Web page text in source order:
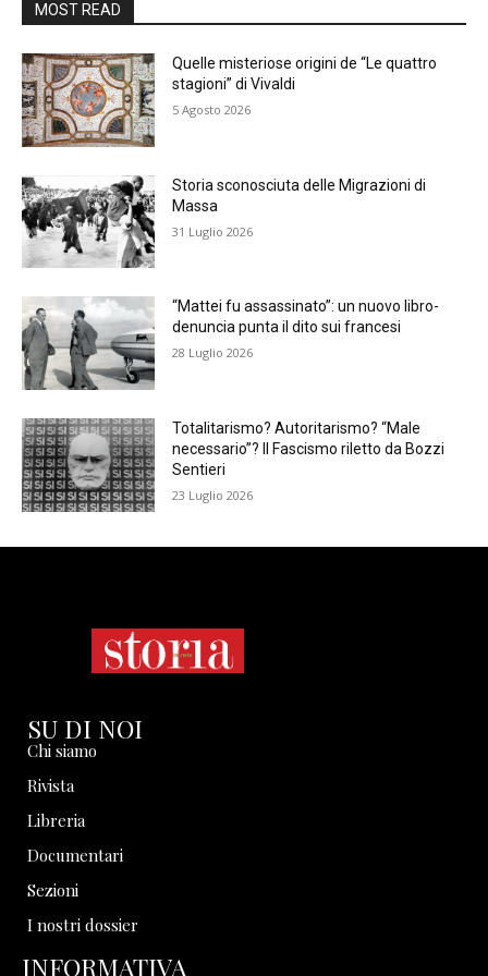
MOST READ
Quelle misteriose origini de “Le quattro
stagioni” di Vivaldi
5 Agosto 2026
Storia sconosciuta delle Migrazioni di
Massa
31 Luglio 2026
“Mattei fu assassinato”: un nuovo libro-
denuncia punta il dito sui francesi
28 Luglio 2026
Totalitarismo? Autoritarismo? “Male
necessario”? Il Fascismo riletto da Bozzi
Sentieri
23 Luglio 2026
SU DI NOI
Chi siamo
Rivista
Libreria
Documentari
Sezioni
I nostri dossier
INFORMATIVA